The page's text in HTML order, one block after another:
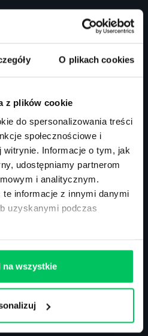
O plikach cookies
z plików cookie
do spersonalizowania treści
społecznościowe i
Informacje o tym, jak
udostępniamy partnerom
i analitycznym.
te informacje z innymi danymi
uzyskanymi podczas
na wszystkie